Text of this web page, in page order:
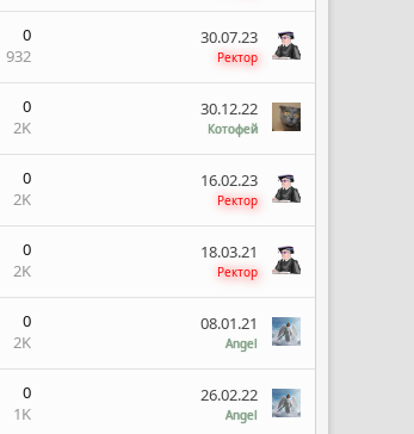
0
932
30.07.23
Ректор
0
2K
30.12.22
Котофей
0
2K
16.02.23
Ректор
0
2K
18.03.21
Ректор
0
2K
08.01.21
Angel
0
1K
26.02.22
Angel